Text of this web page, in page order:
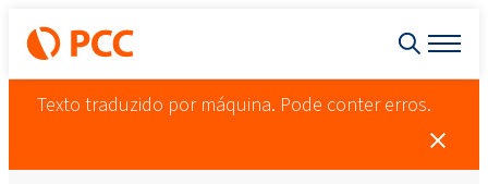
Texto traduzido por máquina. Pode conter erros.